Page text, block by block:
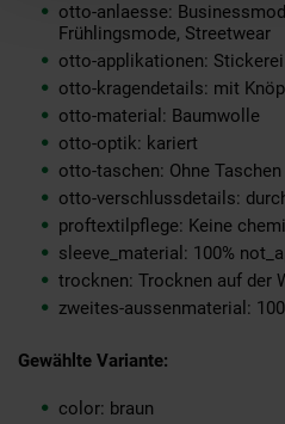
otto-anlaesse:
Frühlingsmode, Streetwear
otto-applikationen: Stickerei
otto-kragendetails: mit
otto-material: Baumwolle
otto-optik: kariert
otto-taschen: Ohne Taschen
otto-verschlussdetails:
proftextilpflege: Keine
sleeve_material: 100%
trocknen: Trocknen auf der
zweites-aussenmaterial:
Gewählte Variante:
color: braun